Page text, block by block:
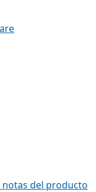
notas del producto